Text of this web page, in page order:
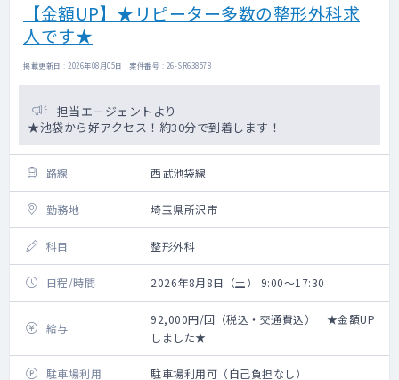
【金額UP】★リピーター多数の整形外科求
人です★
掲載更新日 : 2026年08月05日 案件番号 : 26-SR638578
担当エージェントより
★池袋から好アクセス！約30分で到着します！
路線 西武池袋線
勤務地 埼玉県所沢市
科目 整形外科
日程/時間 2026年8月8日（土） 9:00～17:30
給与
92,000円/回（税込・交通費込） ★金額UP
しました★
駐車場利用 駐車場利用可（自己負担なし）